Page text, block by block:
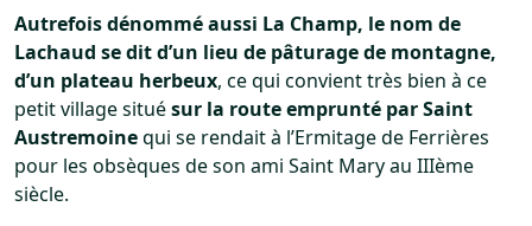
Autrefois dénommé aussi La Champ, le nom de
Lachaud se dit d’un lieu de pâturage de montagne,
d’un plateau herbeux, ce qui convient très bien à ce
petit village situésur la route emprunté par Saint
Austremoinequi se rendait à l’Ermitage de Ferrières
pour les obsèques de son ami Saint Mary au IIIème
siècle.